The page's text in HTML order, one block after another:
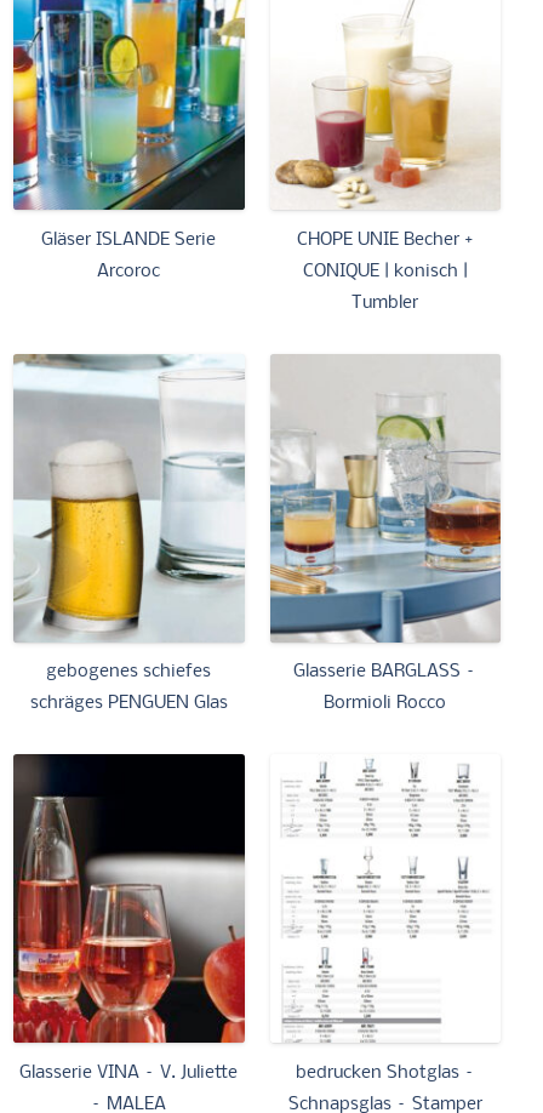
Gläser ISLANDE Serie
Arcoroc
CHOPE UNIE Becher +
CONIQUE | konisch |
Tumbler
gebogenes schiefes
schräges PENGUEN Glas
Glasserie BARGLASS –
Bormioli Rocco
Glasserie VINA – V. Juliette
– MALEA
bedrucken Shotglas –
Schnapsglas – Stamper